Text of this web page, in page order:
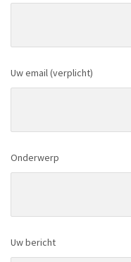
Uw email (verplicht)
Onderwerp
Uw bericht